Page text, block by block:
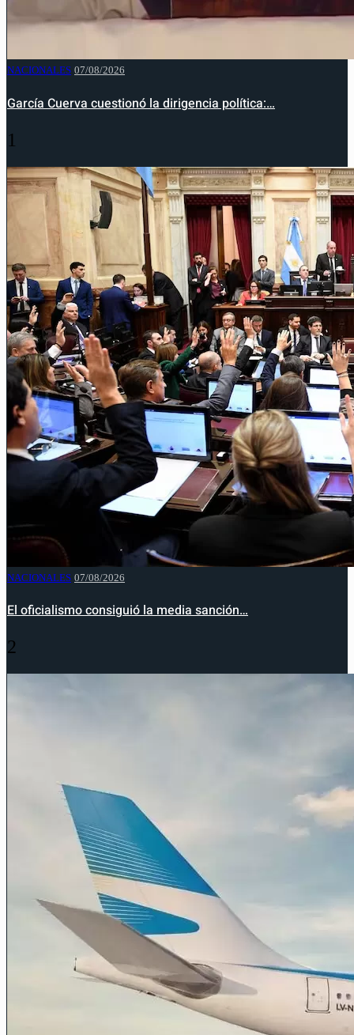
NACIONALES 07/08/2026
García Cuerva cuestionó la dirigencia política:…
1
NACIONALES 07/08/2026
El oficialismo consiguió la media sanción…
2